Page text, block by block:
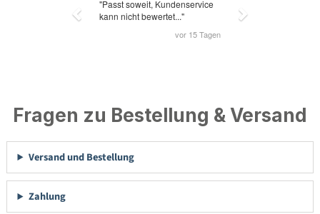
Fragen zu Bestellung & Versand
Versand und Bestellung
Zahlung